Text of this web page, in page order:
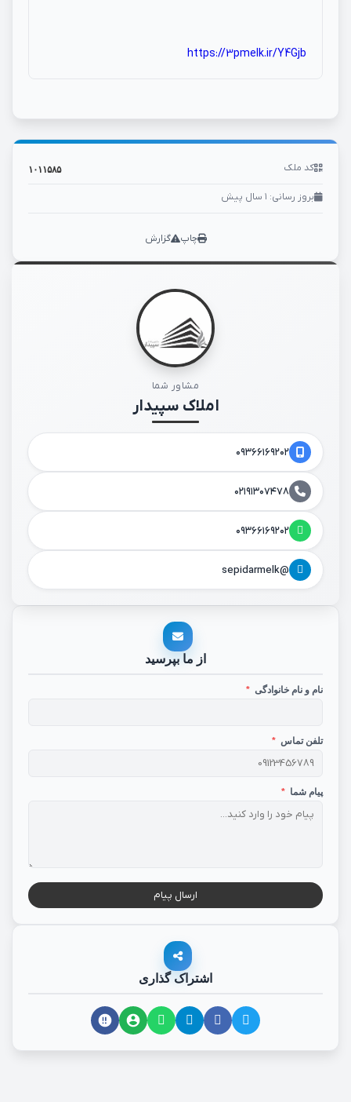
https://3pmelk.ir/Y4Gjb
کد ملک ۱۰۱۱۵۸۵
بروز رسانی: ۱ سال پیش
چاپ گزارش
مشاور شما
املاک سپیدار
۰۹۳۶۶۱۶۹۲۰۲
۰۲۱۹۱۳۰۷۴۷۸
۰۹۳۶۶۱۶۹۲۰۲
@sepidarmelk
از ما بپرسید
نام و نام خانوادگی *
تلفن تماس *
پیام شما *
ارسال پیام
اشتراک گذاری